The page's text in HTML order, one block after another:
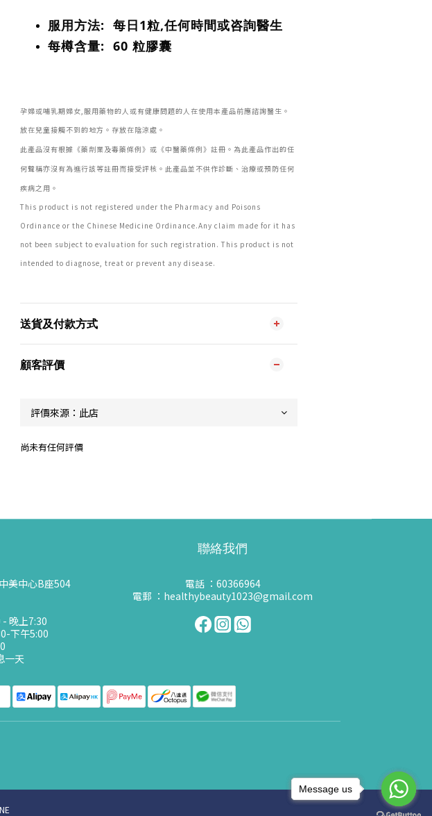
服用方法: 每日1粒,任何時間或咨詢醫生
每樽含量: 60 粒膠囊
孕婦或哺乳期婦女,服用藥物的人或有健康問題的人在使用本產品前應諮詢醫生。
放在兒童接觸不到的地方。存放在陰涼處。
此產品沒有根據《藥劑業及毒藥條例》或《中醫藥條例》註冊。為此產品作出的任
何聲稱亦沒有為進行該等註冊而接受評核。此產品並不供作診斷、治療或預防任何
疾病之用。
This product is not registered under the Pharmacy and Poisons
Ordinance or the Chinese Medicine Ordinance.Any claim made for it has
not been subject to evaluation for such registration. This product is not
intended to diagnose, treat or prevent any disease.
送貨及付款方式
顧客評價
尚未有任何評價
美中心B座504
晚上7:30
下午5:00
一天
聯絡我們
電話 ：60366964
電郵 ：healthybeauty1023@gmail.com
Message us
Message us
Message us